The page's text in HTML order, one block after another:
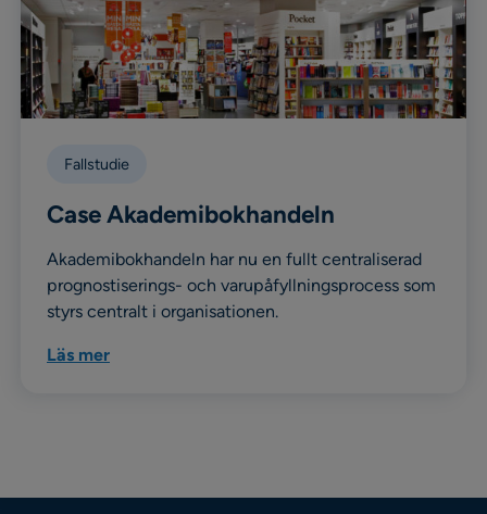
Fallstudie
Case Akademibokhandeln
Akademibokhandeln har nu en fullt centraliserad
prognostiserings- och varupåfyllningsprocess som
styrs centralt i organisationen.
Läs mer